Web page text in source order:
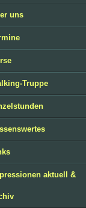
uns
Truppe
aktuell &